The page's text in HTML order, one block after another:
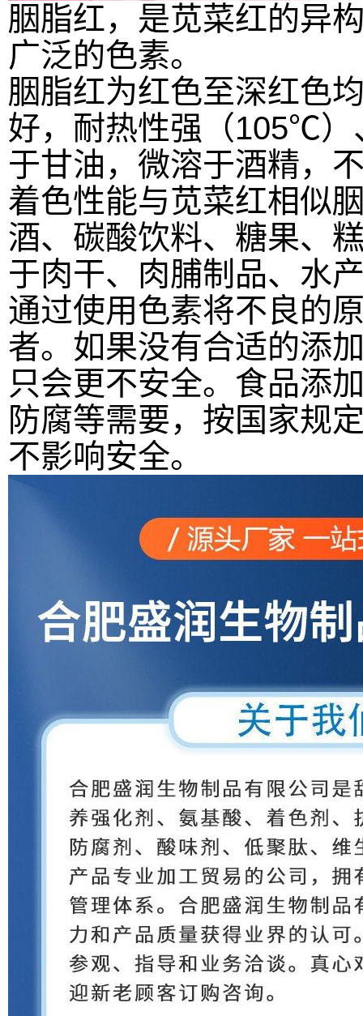
胭脂红，是苋菜红的异
广泛的色素。
胭脂红为红色至深红色
好，耐热性强（105℃）
于甘油，微溶于酒精，
着色性能与苋菜红相似
酒、碳酸饮料、糖果、
于肉干、肉脯制品、水
通过使用色素将不良的
者。如果没有合适的添
只会更不安全。食品添
防腐等需要，按国家规
不影响安全。